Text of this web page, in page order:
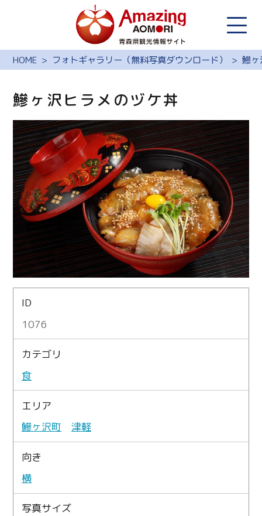
HOME フォトギャラリー（無料写真ダウンロード） 鰺ヶ
鰺ヶ沢ヒラメのヅケ丼
ID
1076
カテゴリ
食
エリア
鰺ヶ沢町
津軽
向き
横
写真サイズ